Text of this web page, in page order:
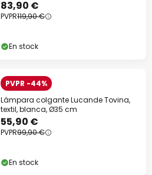
83,90 €
PVPR119,90 €
En stock
PVPR -44%
Lámpara colgante Lucande Tovina,
textil, blanca, Ø35 cm
55,90 €
PVPR99,90 €
En stock